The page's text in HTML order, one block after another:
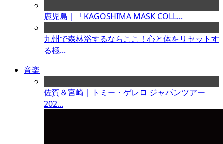
鹿児島｜「KAGOSHIMA MASK COLL...
九州で森林浴するならここ！心と体をリセットす
る極...
音楽
佐賀＆宮崎｜トミー・ゲレロ ジャパンツアー
202...